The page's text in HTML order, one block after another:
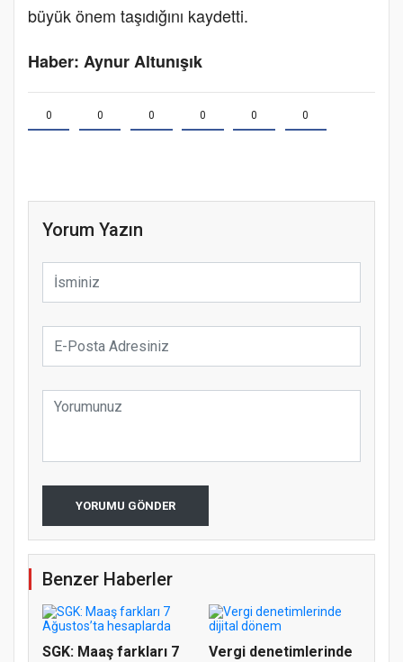
büyük önem taşıdığını kaydetti.
Haber: Aynur Altunışık
0 0 0 0 0 0
Yorum Yazın
YORUMU GÖNDER
Benzer Haberler
SGK: Maaş farkları 7
Vergi denetimlerinde